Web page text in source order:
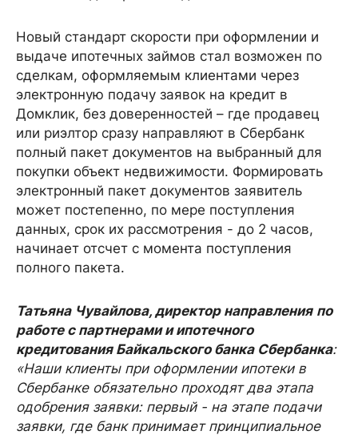
Новый стандарт скорости при оформлении и
выдаче ипотечных займов стал возможен по
сделкам, оформляемым клиентами через
электронную подачу заявок на кредит в
Домклик, без доверенностей – где продавец
или риэлтор сразу направляют в Сбербанк
полный пакет документов на выбранный для
покупки объект недвижимости. Формировать
электронный пакет документов заявитель
может постепенно, по мере поступления
данных, срок их рассмотрения - до 2 часов,
начинает отсчет с момента поступления
полного пакета.
Татьяна Чувайлова, директор направления по
работе с партнерами и ипотечного
кредитования Байкальского банка Сбербанка:
«Наши клиенты при оформлении ипотеки в
Сбербанке обязательно проходят два этапа
одобрения заявки: первый - на этапе подачи
заявки, где банк принимает принципиальное